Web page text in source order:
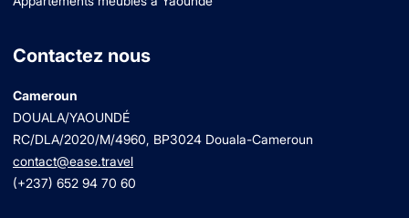
Contactez nous
Cameroun
DOUALA/YAOUNDÉ
RC/DLA/2020/M/4960, BP3024 Douala-Cameroun
contact@ease.travel
(+237) 652 94 70 60